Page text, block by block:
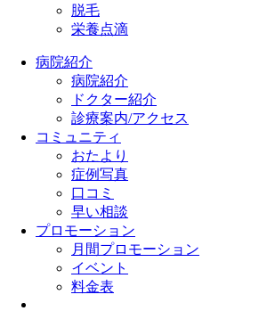
脱毛
栄養点滴
病院紹介
病院紹介
ドクター紹介
診療案内/アクセス
コミュニティ
おたより
症例写真
口コミ
早い相談
プロモーション
月間プロモーション
イベント
料金表